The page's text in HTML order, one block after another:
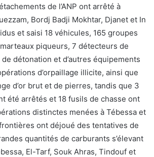
de l’ANP ont arrêté à
Bordj Badji Mokhtar, Djanet et In
et saisi 18 véhicules, 165 groupes
piqueurs, 7 détecteurs de
détonation et d’autres équipements
d’orpaillage illicite, ainsi que
d’or brut et de pierres, tandis que 3
été arrêtés et 18 fusils de chasse ont
distinctes menées à Tébessa et
ont déjoué des tentatives de
quantités de carburants s’élevant
El-Tarf, Souk Ahras, Tindouf et